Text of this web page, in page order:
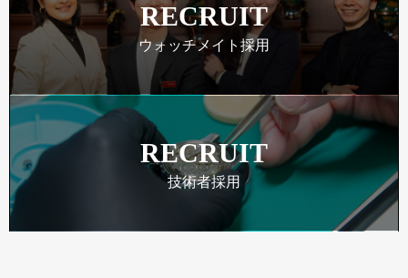
RECRUIT
ウォッチメイト採用
RECRUIT
技術者採用